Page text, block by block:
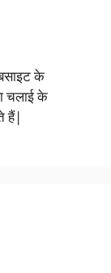
के
चलाई के
हैं|